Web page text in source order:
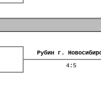
Рубин г.
4:5